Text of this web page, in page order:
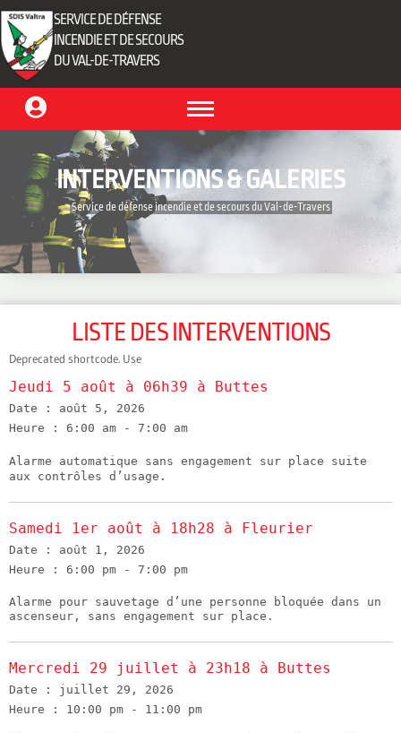
SERVICE DE DÉFENSE
INCENDIE ET DE SECOURS
DU VAL-DE-TRAVERS
INTERVENTIONS & GALERIES
‎ Service de défense incendie et de secours du Val-de-Travers‎ ‎
LISTE DES INTERVENTIONS
Deprecated shortcode. Use
Jeudi 5 août à 06h39 à Buttes
Date : août 5, 2026
Heure : 6:00 am - 7:00 am
Alarme automatique sans engagement sur place suite
aux contrôles d’usage.
Samedi 1er août à 18h28 à Fleurier
Date : août 1, 2026
Heure : 6:00 pm - 7:00 pm
Alarme pour sauvetage d’une personne bloquée dans un
ascenseur, sans engagement sur place.
Mercredi 29 juillet à 23h18 à Buttes
Date : juillet 29, 2026
Heure : 10:00 pm - 11:00 pm